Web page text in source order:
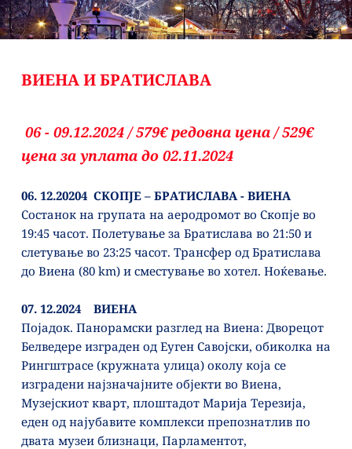
Skip
to
content
ВИЕНА И БРАТИСЛАВА
06 - 09.12.2024 / 579€ редовна цена / 529€
цена за уплата до 02.11.2024
06. 12.20204  СКОПЈЕ – БРАТИСЛАВА - ВИЕНА
Состанок на групата на аеродромот во Скопје во
19:45 часот. Полетување за Братислава во 21:50 и
слетување во 23:25 часот. Трансфер од Братислава
до Виена (80 km) и сместување во хотел. Ноќевање.
07. 12.2024    ВИЕНА
Појадок. Панорамски разглед на Виена: Дворецот
Белведере изграден од Еуген Савојски, обиколка на
Рингштрасе (кружната улица) околу која се
изградени најзначајните објекти во Виена,
Музејскиот кварт, плоштадот Марија Терезија,
еден од најубавите комплекси препознатлив по
двата музеи близнаци, Парламентот,